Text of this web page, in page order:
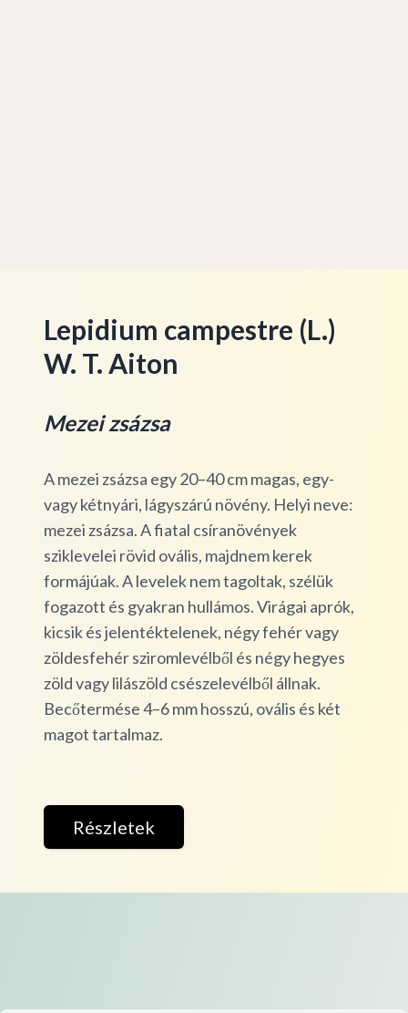
Lepidium campestre (L.)
W. T. Aiton
Mezei zsázsa
A mezei zsázsa egy 20–40 cm magas, egy-
vagy kétnyári, lágyszárú növény. Helyi neve:
mezei zsázsa. A fiatal csíranövények
sziklevelei rövid ovális, majdnem kerek
formájúak. A levelek nem tagoltak, szélük
fogazott és gyakran hullámos. Virágai aprók,
kicsik és jelentéktelenek, négy fehér vagy
zöldesfehér sziromlevélből és négy hegyes
zöld vagy lilászöld csészelevélből állnak.
Becőtermése 4–6 mm hosszú, ovális és két
magot tartalmaz.
Részletek